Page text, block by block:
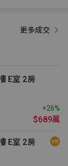
更多成交
E室 2房
+26%
$689萬
E室 2房